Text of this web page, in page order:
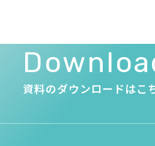
資料のダウンロードはこ